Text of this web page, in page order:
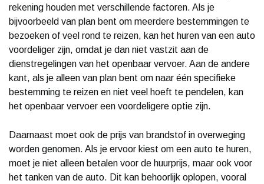
rekening houden met verschillende factoren. Als je
bijvoorbeeld van plan bent om meerdere bestemmingen te
bezoeken of veel rond te reizen, kan het huren van een auto
voordeliger zijn, omdat je dan niet vastzit aan de
dienstregelingen van het openbaar vervoer. Aan de andere
kant, als je alleen van plan bent om naar één specifieke
bestemming te reizen en niet veel hoeft te pendelen, kan
het openbaar vervoer een voordeligere optie zijn.
Daarnaast moet ook de prijs van brandstof in overweging
worden genomen. Als je ervoor kiest om een auto te huren,
moet je niet alleen betalen voor de huurprijs, maar ook voor
het tanken van de auto. Dit kan behoorlijk oplopen, vooral